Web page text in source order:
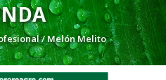
/ Melón Melito